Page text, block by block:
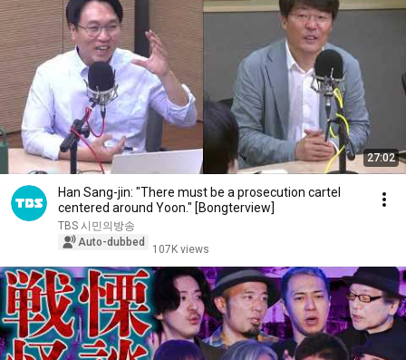
27:02
Han Sang-jin: "There must be a prosecution cartel
centered around Yoon." [Bongterview]
TBS 시민의방송
Auto-dubbed
107K views